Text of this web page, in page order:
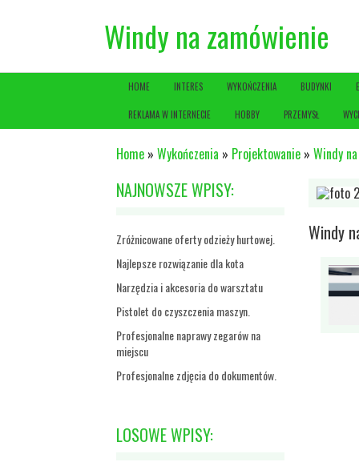
Windy na zamówienie
HOME INTERES WYKOŃCZENIA BUDYNKI
REKLAMA W INTERNECIE HOBBY PRZEMYSŁ
Home » Wykończenia » Projektowanie » Windy
NAJNOWSZE WPISY:
Zróżnicowane oferty odzieży hurtowej.
Najlepsze rozwiązanie dla kota
Narzędzia i akcesoria do warsztatu
Pistolet do czyszczenia maszyn.
Profesjonalne naprawy zegarów na
miejscu
Profesjonalne zdjęcia do dokumentów.
LOSOWE WPISY:
Windy